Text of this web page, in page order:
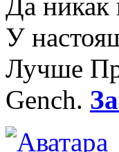
У
Лучше
Gench.